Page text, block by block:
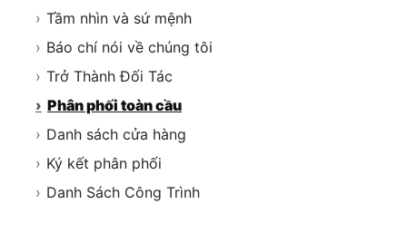
› Tầm nhìn và sứ mệnh
› Báo chí nói về chúng tôi
› Trở Thành Đối Tác
› Phân phối toàn cầu
› Danh sách cửa hàng
› Ký kết phân phối
› Danh Sách Công Trình